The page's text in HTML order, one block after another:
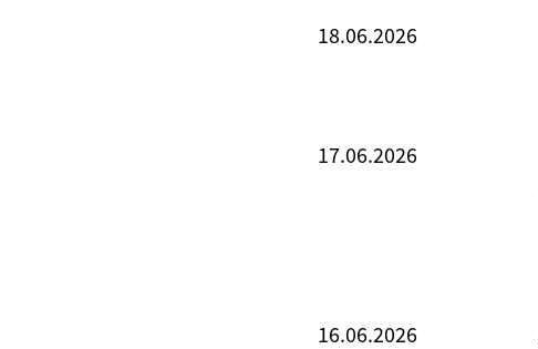
18.06.2026
17.06.2026
16.06.2026